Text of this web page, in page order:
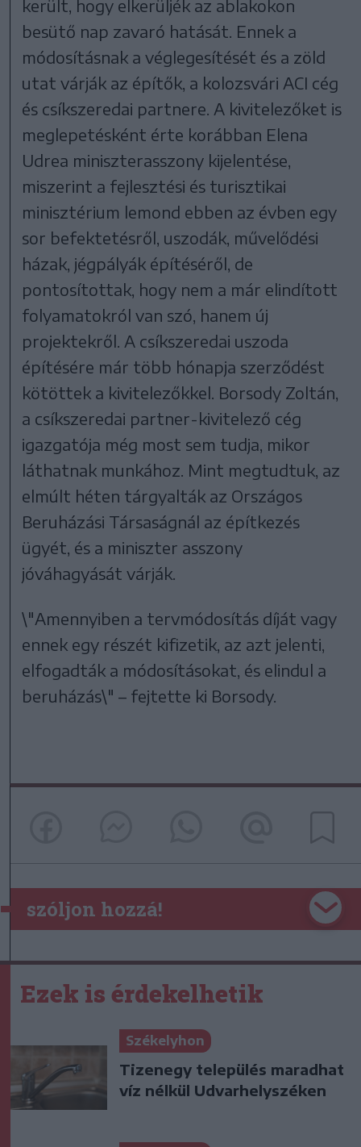
került, hogy elkerüljék az ablakokon
besütő nap zavaró hatását. Ennek a
módosításnak a véglegesítését és a zöld
utat várják az építők, a kolozsvári ACI cég
és csíkszeredai partnere. A kivitelezőket is
meglepetésként érte korábban Elena
Udrea miniszterasszony kijelentése,
miszerint a fejlesztési és turisztikai
minisztérium lemond ebben az évben egy
sor befektetésről, uszodák, művelődési
házak, jégpályák építéséről, de
pontosítottak, hogy nem a már elindított
folyamatokról van szó, hanem új
projektekről. A csíkszeredai uszoda
építésére már több hónapja szerződést
kötöttek a kivitelezőkkel. Borsody Zoltán,
a csíkszeredai partner-kivitelező cég
igazgatója még most sem tudja, mikor
láthatnak munkához. Mint megtudtuk, az
elmúlt héten tárgyalták az Országos
Beruházási Társaságnál az építkezés
ügyét, és a miniszter asszony
jóváhagyását várják.
\"Amennyiben a tervmódosítás díját vagy
ennek egy részét kifizetik, az azt jelenti,
elfogadták a módosításokat, és elindul a
beruházás\" – fejtette ki Borsody.
szóljon hozzá!
Ezek is érdekelhetik
Székelyhon
Tizenegy település maradhat
víz nélkül Udvarhelyszéken